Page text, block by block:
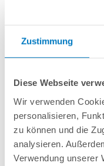
Zustimmung
Diese Webseite
Wir verwenden
personalisieren,
zu können und die
analysieren.
Verwendung unserer